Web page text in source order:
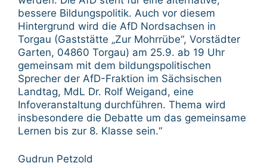
bessere Bildungspolitik. Auch vor diesem
Hintergrund wird die AfD Nordsachsen in
Torgau (Gaststätte „Zur Mohrrübe“, Vorstädter
Garten, 04860 Torgau) am 25.9. ab 19 Uhr
gemeinsam mit dem bildungspolitischen
Sprecher der AfD-Fraktion im Sächsischen
Landtag, MdL Dr. Rolf Weigand, eine
Infoveranstaltung durchführen. Thema wird
insbesondere die Debatte um das gemeinsame
Lernen bis zur 8. Klasse sein.“
Gudrun Petzold